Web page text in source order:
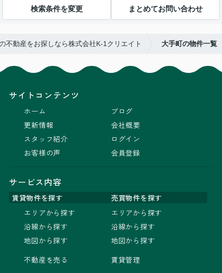
検索条件を変更 まとめてお問い合わせ
不動産をお探しなら株式会社K-1クリエイト 大手町の物件一覧
サイトコンテンツ
ホーム
更新情報
スタッフ紹介
お客様の声
ブログ
会社概要
ログイン
会員登録
サービス内容
賃貸物件を探す
売買物件を探す
エリアから探す
沿線から探す
地図から探す
不動産を売る
エリアから探す
沿線から探す
地図から探す
賃貸管理